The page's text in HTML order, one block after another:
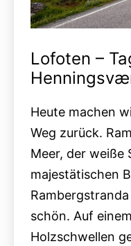
Lofoten –
Heute machen
Weg zurück.
Meer, der weiße
majestätischen
schön. Auf
Holzschwellen